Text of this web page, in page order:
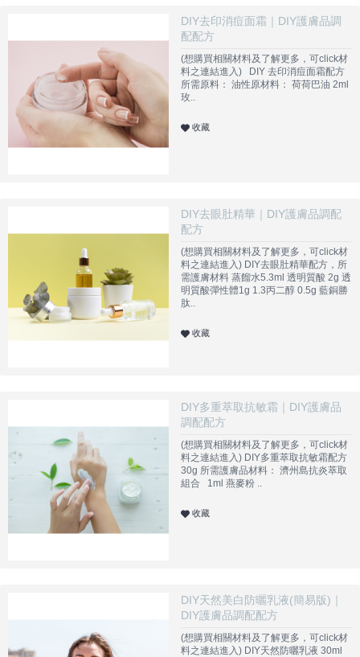
DIY去印消痘面霜｜DIY護膚品調
配配方
(想購買相關材料及了解更多，可click材
料之連結進入) DIY 去印消痘面霜配方
所需原料： 油性原材料： 荷荷巴油 2ml
玫..
收藏
DIY去眼肚精華｜DIY護膚品調配
配方
(想購買相關材料及了解更多，可click材
料之連結進入) DIY去眼肚精華配方，所
需護膚材料 蒸餾水5.3ml 透明質酸 2g 透
明質酸彈性體1g 1.3丙二醇 0.5g 藍銅勝
肽..
收藏
DIY多重萃取抗敏霜｜DIY護膚品
調配配方
(想購買相關材料及了解更多，可click材
料之連結進入) DIY多重萃取抗敏霜配方
30g 所需護膚品材料： 濟州島抗炎萃取
組合 1ml 燕麥粉 ..
收藏
DIY天然美白防曬乳液(簡易版)｜
DIY護膚品調配配方
(想購買相關材料及了解更多，可click材
料之連結進入) DIY天然防曬乳液 30ml